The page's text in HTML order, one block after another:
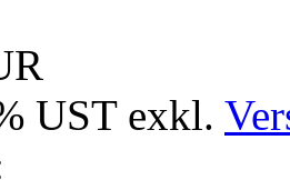
UST exkl.